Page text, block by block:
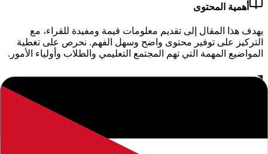
أهمية المحتوى
يهدف هذا المقال إلى تقديم معلومات قيمة ومفيدة للقراء، مع
التركيز على توفير محتوى واضح وسهل الفهم. نحرص على تغطية
المواضيع المهمة التي تهم المجتمع التعليمي والطلاب وأولياء الأمور.
من خلال قراءة هذا المقال، ستتمكن من الحصول على فهم أفضل
للموضوع المطروح والبقاء على اطلاع دائم بآخر التطورات والأخبار.
نسعى لتوفير محتوى يساعدك في اتخاذ قرارات مستنيرة.
نحن ملتزمون بتقديم محتوى عالي الجودة يلبي احتياجات قرائنا.